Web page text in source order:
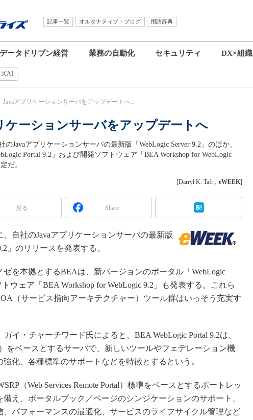
記事一覧 オルタナティブ・ブログ
用語辞典
データドリブン経営 業務の自動化 セキュリティ DX×組織
ズAI
Javaアプリケーションサーバをアップデートへ...
ケーションサーバをアップデートへ
のJavaアプリケーションサーバの最新版「WebLogic Server 9.2」のほか、
Portal 9.2」および開発ソフトウェア「BEA Workshop for WebLogic
だ。
[Darryl K. Taft， eWEEK]
見る Share
、自社のJavaアプリケーションサーバの最新版
」のリリースを発表する。
を本拠とするBEAは、新バージョンのポータル「WebLogic
ウェア「BEA Workshop for WebLogic 9.2」も発表する。これら
（サービス指向アーキテクチャー）ツール群はいっそう充実す
イ・チャーチワード氏によると、BEA WebLogic Portal 9.2は、
）をベースとするサーバで、新しいツールやフェデレーション機
化、各種標準のサポートなどを特徴とするという。
（Web Services Remote Portal）標準をベースとするポートレッ
備え、ポータルブック／ページのシンジケーションのサポート、
パフォーマンスの最適化、サービスのライフサイクル管理など